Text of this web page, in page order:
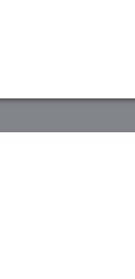
商、营销与运营能力有效爬